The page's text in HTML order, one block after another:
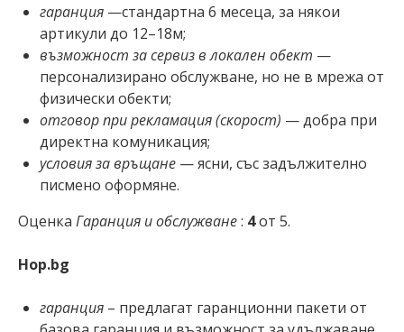
гаранция —стандартна 6 месеца, за някои
артикули до 12–18м;
възможност за сервиз в локален обект —
персонализирано обслужване, но не в мрежа от
физически обекти;
отговор при рекламация (скорост) — добра при
директна комуникация;
условия за връщане — ясни, със задължително
писмено оформяне.
Оценка Гаранция и обслужване: 4от 5.
Hop.bg
гаранция – предлагат гаранционни пакети от